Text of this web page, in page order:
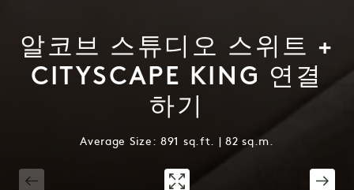
알코브 스튜디오 스위트 +
CITYSCAPE KING 연결
하기
Average Size: 891 sq.ft. | 82 sq.m.